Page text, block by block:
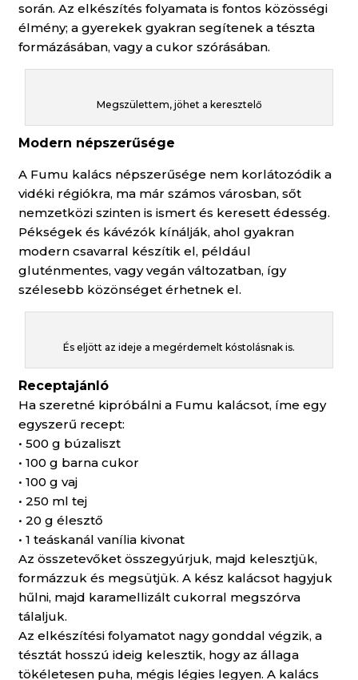
során. Az elkészítés folyamata is fontos közösségi
élmény; a gyerekek gyakran segítenek a tészta
formázásában, vagy a cukor szórásában.
Megszülettem, jöhet a keresztelő
Modern népszerűsége
A Fumu kalács népszerűsége nem korlátozódik a
vidéki régiókra, ma már számos városban, sőt
nemzetközi szinten is ismert és keresett édesség.
Pékségek és kávézók kínálják, ahol gyakran
modern csavarral készítik el, például
gluténmentes, vagy vegán változatban, így
szélesebb közönséget érhetnek el.
És eljött az ideje a megérdemelt kóstolásnak is.
Receptajánló
Ha szeretné kipróbálni a Fumu kalácsot, íme egy
egyszerű recept:
• 500 g búzaliszt
• 100 g barna cukor
• 100 g vaj
• 250 ml tej
• 20 g élesztő
• 1 teáskanál vanília kivonat
Az összetevőket összegyúrjuk, majd kelesztjük,
formázzuk és megsütjük. A kész kalácsot hagyjuk
hűlni, majd karamellizált cukorral megszórva
tálaljuk.
Az elkészítési folyamatot nagy gonddal végzik, a
tésztát hosszú ideig kelesztik, hogy az állaga
tökéletesen puha, mégis légies legyen. A kalács